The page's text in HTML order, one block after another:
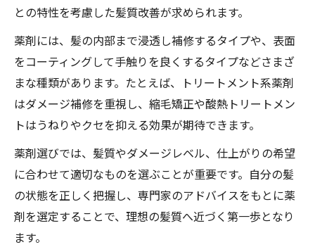
セルフケアに適した髪質改善の薬剤
髪質改善の効果を自宅で実感する方法
薬剤を活用した日常的な髪質改善ケア
髪質改善後のホームケア習慣のすすめ
薬剤を活用した髪質改善の効果と特徴
髪質改善薬剤の持続効果と選び方
薬剤で得られる髪質改善の特徴とは
髪質改善における薬剤の長所と短所
理想の髪質改善に必要な薬剤知識
髪質改善薬剤の効果比較と選択基準
との特性を考慮した髪質改善が求められます。
薬剤には、髪の内部まで浸透し補修するタイプや、表面
をコーティングして手触りを良くするタイプなどさまざ
まな種類があります。たとえば、トリートメント系薬剤
はダメージ補修を重視し、縮毛矯正や酸熱トリートメン
トはうねりやクセを抑える効果が期待できます。
薬剤選びでは、髪質やダメージレベル、仕上がりの希望
に合わせて適切なものを選ぶことが重要です。自分の髪
の状態を正しく把握し、専門家のアドバイスをもとに薬
剤を選定することで、理想の髪質へ近づく第一歩となり
ます。